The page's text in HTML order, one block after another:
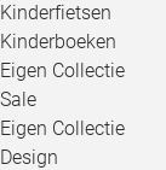
Kinderfietsen
Kinderboeken
Eigen Collectie
Sale
Eigen Collectie
Design